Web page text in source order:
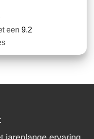
een 9.2